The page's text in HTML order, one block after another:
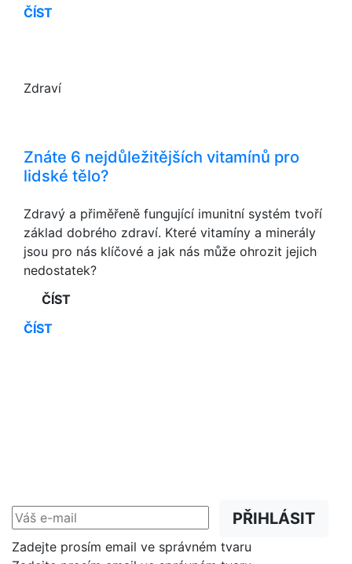
ČÍST
Zdraví
Znáte 6 nejdůležitějších vitamínů pro
lidské tělo?
Zdravý a přiměřeně fungující imunitní systém tvoří
základ dobrého zdraví. Které vitamíny a minerály
jsou pro nás klíčové a jak nás může ohrozit jejich
nedostatek?
ČÍST
ČÍST
PŘIHLÁSIT
Zadejte prosím email ve správném tvaru